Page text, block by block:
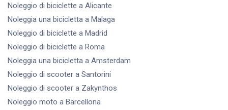
Noleggio di biciclette a Alicante
Noleggia una bicicletta a Malaga
Noleggio di biciclette a Madrid
Noleggio di biciclette a Roma
Noleggia una bicicletta a Amsterdam
Noleggio di scooter a Santorini
Noleggio di scooter a Zakynthos
Noleggio moto a Barcellona